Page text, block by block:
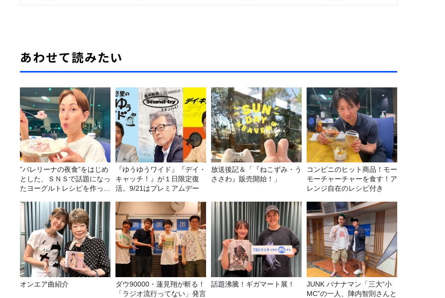
あわせて読みたい
”バレリーナの夜食”をはじめ
とした、ＳＮＳで話題になっ
たヨーグルトレシピを作って
『ゆうゆうワイド』『デイ・
キャッチ！』が１日限定復
活。9/21はプレミアムデー
放送後記＆「『ねこずみ・う
ささわ』販売開始！」
コンビニのヒット商品！モー
モーチャーチャーを食す！ア
レンジ自在のレシピ付き
オンエア曲紹介
ダウ90000・蓮見翔が斬る！
「ラジオ流行ってない」発言
話題沸騰！ギガマート展！
JUNK バナナマン「三大“小
MC”の一人、陣内智則さんと